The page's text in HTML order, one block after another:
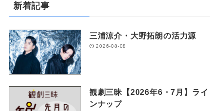
新着記事
三浦涼介・大野拓朗の活力源
2026-08-08
観劇三昧【2026年6・7月】ライ
ンナップ